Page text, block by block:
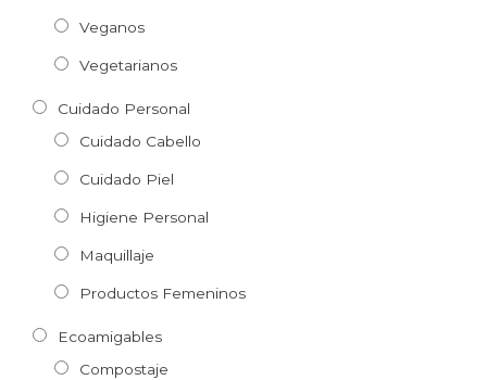
Veganos
Vegetarianos
Cuidado Personal
Cuidado Cabello
Cuidado Piel
Higiene Personal
Maquillaje
Productos Femeninos
Ecoamigables
Compostaje